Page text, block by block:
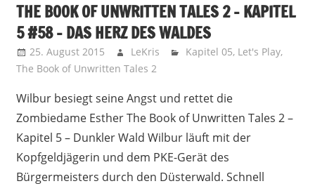
THE BOOK OF UNWRITTEN TALES 2 – KAPITEL
5 #58 – DAS HERZ DES WALDES
25. August 2015 LeKris Kapitel 05, Let's Play,
The Book of Unwritten Tales 2
Wilbur besiegt seine Angst und rettet die
Zombiedame Esther The Book of Unwritten Tales 2 –
Kapitel 5 – Dunkler Wald Wilbur läuft mit der
Kopfgeldjägerin und dem PKE-Gerät des
Bürgermeisters durch den Düsterwald. Schnell